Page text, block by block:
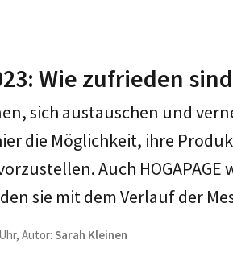
Wie zufrieden
sich austauschen und
die Möglichkeit, ihre
Auch
sie mit dem Verlauf der
Autor: Sarah Kleinen